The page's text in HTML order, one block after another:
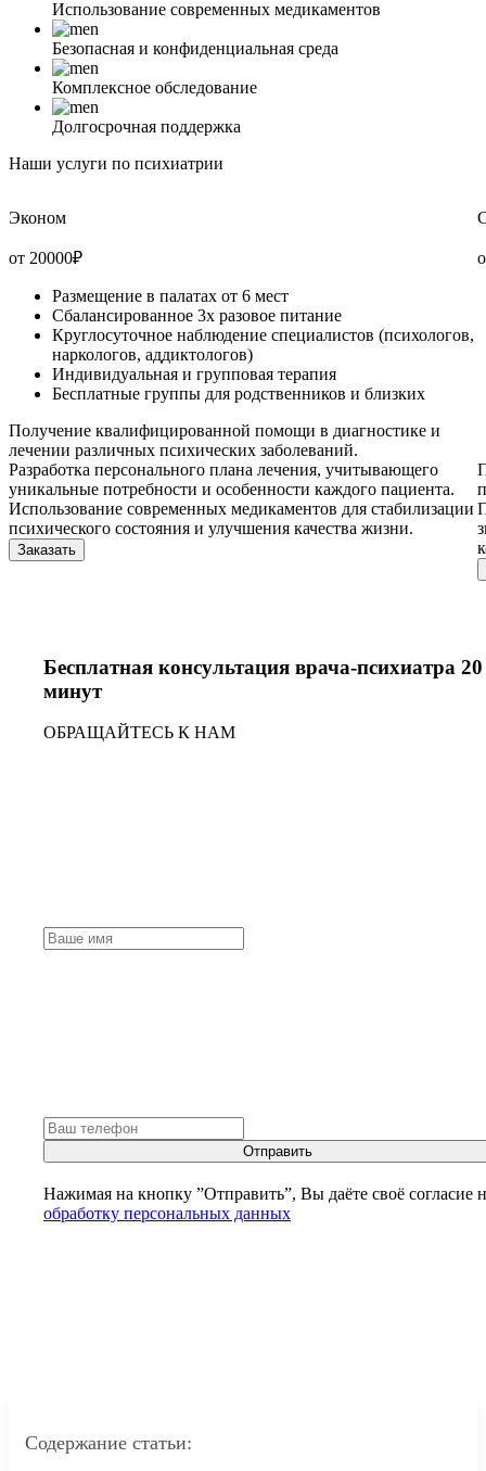
Использование современных медикаментов
Безопасная и конфиденциальная среда
Комплексное обследование
Долгосрочная поддержка
Наши услуги по психиатрии
Эконом
от 20000₽
Размещение в палатах от 6 мест
Сбалансированное 3х разовое питание
Круглосуточное наблюдение специалистов (психологов,
наркологов, аддиктологов)
Индивидуальная и групповая терапия
Бесплатные группы для родственников и близких
Получение квалифицированной помощи в диагностике и
лечении различных психических заболеваний.
Разработка персонального плана лечения, учитывающего
уникальные потребности и особенности каждого пациента.
Использование современных медикаментов для стабилизации
психического состояния и улучшения качества жизни.
Заказать
Бесплатная консультация врача-психиатра 20
минут
ОБРАЩАЙТЕСЬ К НАМ
Отправить
Нажимая на кнопку ”Отправить”, Вы даёте своё согласие
обработку персональных данных
Содержание статьи: